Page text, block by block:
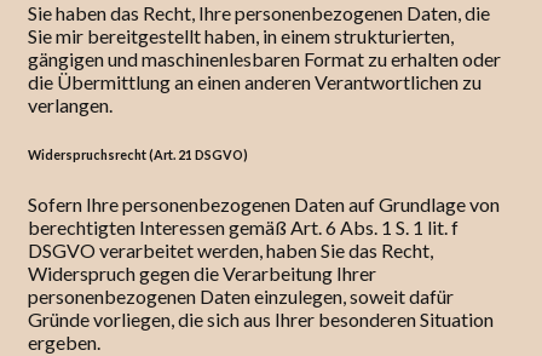
Sie haben das Recht, Ihre personenbezogenen Daten, die
Sie mir bereitgestellt haben, in einem strukturierten,
gängigen und maschinenlesbaren Format zu erhalten oder
die Übermittlung an einen anderen Verantwortlichen zu
verlangen.
Widerspruchsrecht (Art. 21 DSGVO)
Sofern Ihre personenbezogenen Daten auf Grundlage von
berechtigten Interessen gemäß Art. 6 Abs. 1 S. 1 lit. f
DSGVO verarbeitet werden, haben Sie das Recht,
Widerspruch gegen die Verarbeitung Ihrer
personenbezogenen Daten einzulegen, soweit dafür
Gründe vorliegen, die sich aus Ihrer besonderen Situation
ergeben.